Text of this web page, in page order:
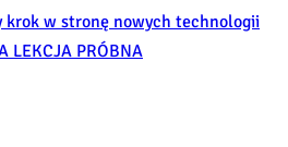
krok w stronę nowych technologii
LEKCJA PRÓBNA